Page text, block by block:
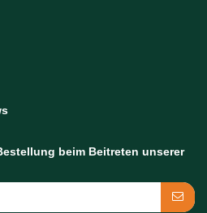
beim Beitreten unserer